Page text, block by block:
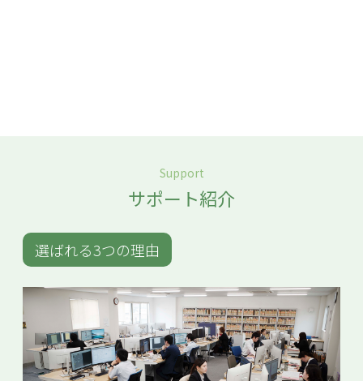
Support
サポート紹介
選ばれる3つの理由